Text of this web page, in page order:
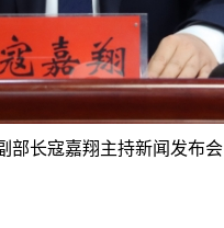
部长寇嘉翔主持新闻发布会